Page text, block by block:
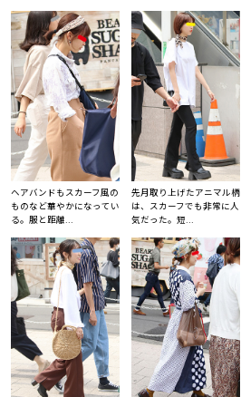
ヘアバンドもスカーフ風の
ものなど華やかになってい
る。服と距離...
先月取り上げたアニマル柄
は、スカーフでも非常に人
気だった。短...